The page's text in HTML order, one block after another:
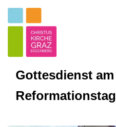
Gottesdienst am
Reformationstag